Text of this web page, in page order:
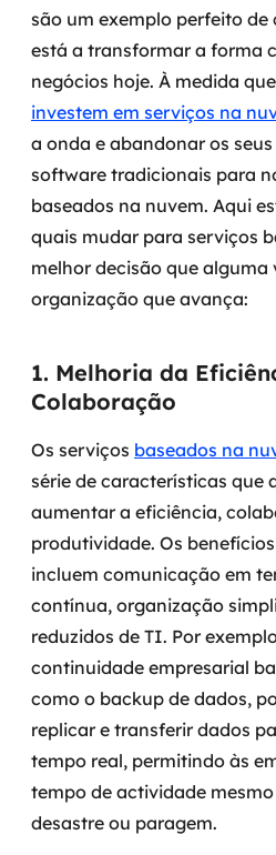
Arquitetura de soluções
Migração para Cloud
Transformação digital
UX / UI design
Sustentar operações com
Sustentação de aplicações
Monitoramento 24x7
Suporte a banco de dados
Billing Cloud
Gestão de infraestrutura
Escalar com segurança
Pentest
DevSecOps
MSS
são um exemplo perfeito
está a transformar a forma
negócios hoje. À medida que
investem em serviços na
a onda e abandonar os
software tradicionais para
baseados na nuvem. Aqui
quais mudar para serviços
melhor decisão que
organização que avança:
1. Melhoria da
Colaboração
Os serviços baseados na
série de características que
aumentar a eficiência,
produtividade. Os
incluem comunicação em
contínua, organização
reduzidos de TI. Por
continuidade empresarial
como o backup de dados,
replicar e transferir dados
tempo real, permitindo às
tempo de actividade
desastre ou paragem.